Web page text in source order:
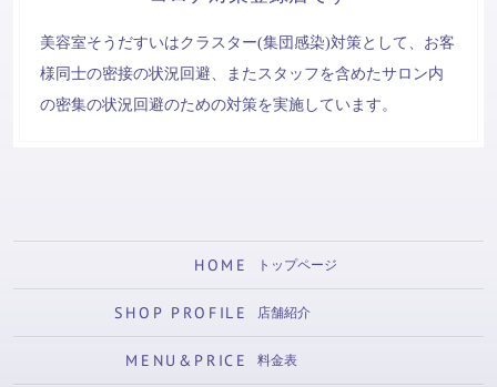
美容室そうだすいはクラスター(集団感染)対策として、お客
様同士の密接の状況回避、またスタッフを含めたサロン内
の密集の状況回避のための対策を実施しています。
HOME トップページ
SHOP PROFILE 店舗紹介
MENU&PRICE 料金表